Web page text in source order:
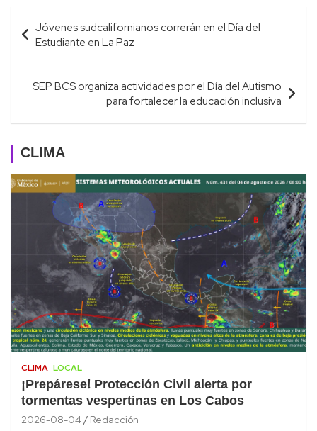
Navegación
de
entradas
Jóvenes sudcalifornianos correrán en el Día del
Estudiante en La Paz
SEP BCS organiza actividades por el Día del Autismo
para fortalecer la educación inclusiva
CLIMA
CLIMA LOCAL
¡Prepárese! Protección Civil alerta por
tormentas vespertinas en Los Cabos
2026-08-04 Redacción